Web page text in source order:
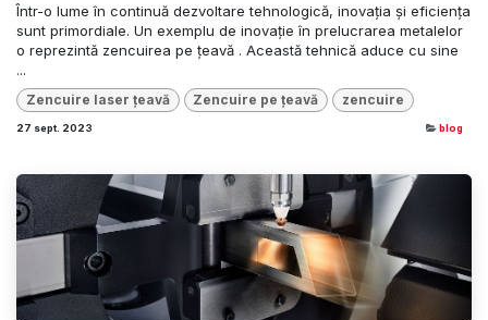
Într-o lume în continuă dezvoltare tehnologică, inovația și eficiența
sunt primordiale. Un exemplu de inovație în prelucrarea metalelor
o reprezintă zencuirea pe țeavă . Această tehnică aduce cu sine
...
Zencuire laser țeavă Zencuire pe țeavă zencuire
27 sept. 2023 blog